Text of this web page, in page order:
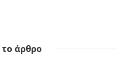
το άρθρο